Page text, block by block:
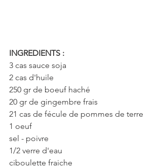
INGREDIENTS :
3 cas sauce soja
2 cas d'huile
250 gr de boeuf haché
20 gr de gingembre frais
21 cas de fécule de pommes de terre
1 oeuf
sel - poivre
1/2 verre d'eau
ciboulette fraiche